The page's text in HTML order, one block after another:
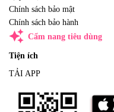
Chính sách bảo mật
Chính sách bảo hành
auto_awesome Cẩm nang tiêu dùng
Tiện ích
TẢI APP